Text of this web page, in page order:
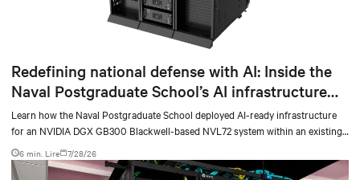
Redefining national defense with AI: Inside the
Naval Postgraduate School’s AI infrastructure
deployment
Learn how the Naval Postgraduate School deployed AI-ready infrastructure
for an NVIDIA DGX GB300 Blackwell-based NVL72 system within an existing
facility, creating a repeatable model for high-density, liquid-cooled AI
environments.
6 min. Lire 7/28/26